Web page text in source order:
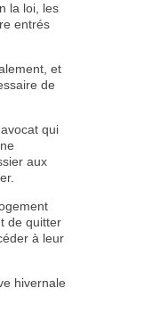
la loi, les
entrés
et
de
qui
aux
de quitter
à leur
hivernale